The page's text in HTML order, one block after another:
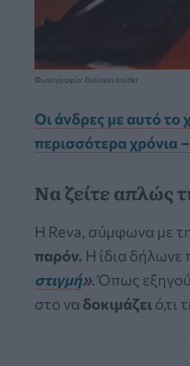
Φωτογραφία: Business Insider
Οι άνδρες με αυτό το
περισσότερα χρόνια
Να ζείτε απλώς
Η Reva, σύμφωνα με
παρόν. Η ίδια δήλωνε
στιγμή». Όπως
στο να δοκιμάζειό,τι